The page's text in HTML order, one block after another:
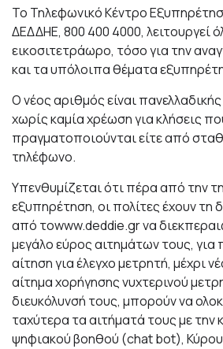
Το Τηλεφωνικό Κέντρο
ΔΕΔΔΗΕ, 800 400 4000, λειτουργεί
εικοσιτετράωρο, τόσο για την
και τα υπόλοιπα θέματα
Ο νέος αριθμός είναι πανελλαδικής
χωρίς καμία χρέωση για κλήσεις
πραγματοποιούνται είτε από
τηλέφωνο.
Υπενθυμίζεται ότι πέρα από την
εξυπηρέτηση, οι πολίτες έχουν τη
από τοwww.deddie.grνα
μεγάλο εύρος αιτημάτων τους,
αίτηση για έλεγχο μετρητή, μέχρι
αίτημα χορήγησης νυχτερινού
διευκόλυνσή τους, μπορούν να
ταχύτερα τα αιτήματά τους με την
ψηφιακού βοηθού (chat bot),